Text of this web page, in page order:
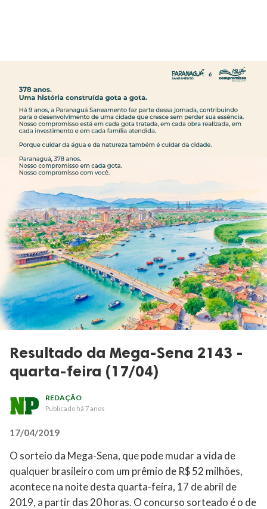
Resultado da Mega-Sena 2143 -
quarta-feira (17/04)
REDAÇÃO
Publicado há 7 anos
17/04/2019
O sorteio da Mega-Sena, que pode mudar a vida de
qualquer brasileiro com um prêmio de R$ 52 milhões,
acontece na noite desta quarta-feira, 17 de abril de
2019, a partir das 20 horas. O concurso sorteado é o de